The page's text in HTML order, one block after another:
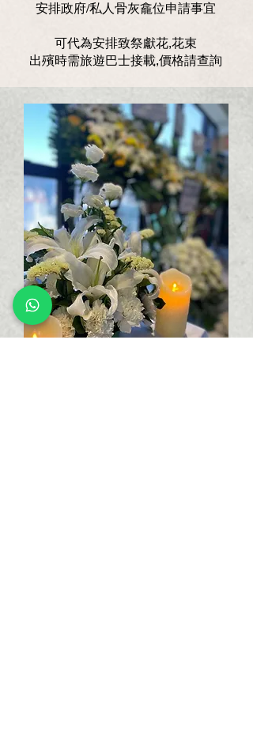
安排政府/私人骨灰龕位申請事宜
可代為安排致祭獻花,花束
出殯時需旅遊巴士接載,價格請查詢